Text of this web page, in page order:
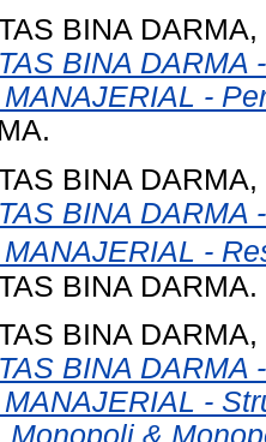
BINA
BINA DARMA
-
BINA
BINA DARMA
MANAJERIAL -
BINA DARMA.
BINA
BINA DARMA
-